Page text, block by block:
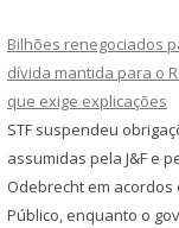
Bilhões renegociados
dívida mantida para o
que exige explicações
STF suspendeu
assumidas pela J&F e
Odebrecht em acordos
Público, enquanto o